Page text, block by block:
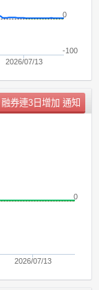
2026/07/13
0
-100
單位：張
2026/07/13
0